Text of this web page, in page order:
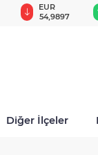
EUR
54,9897
Diğer İlçeler